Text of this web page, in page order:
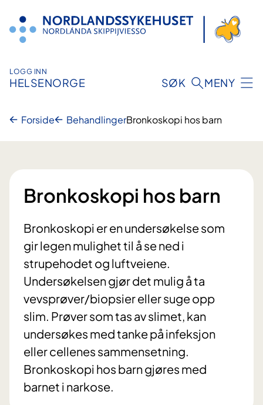
innhold
LOGG INN
HELSENORGE SØK MENY
Forside BehandlingerBronkoskopi hos barn
Bronkoskopi hos barn
Bronkoskopi er en undersøkelse som
gir legen mulighet til å se ned i
strupehodet og luftveiene.
Undersøkelsen gjør det mulig å ta
vevsprøver/biopsier eller suge opp
slim. Prøver som tas av slimet, kan
undersøkes med tanke på infeksjon
eller cellenes sammensetning.
Bronkoskopi hos barn gjøres med
barnet i narkose.